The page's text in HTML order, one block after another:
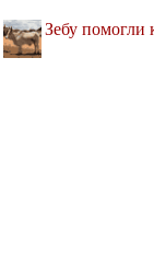
Зебу помогли